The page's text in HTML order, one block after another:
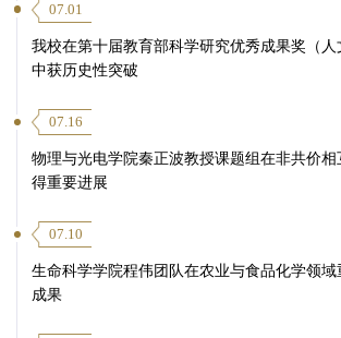
07.01
我校在第十届教育部科学研究优秀成果奖（
中获历史性突破
07.16
物理与光电学院秦正波教授课题组在非共价相
得重要进展
07.10
生命科学学院程伟团队在农业与食品化学领
成果